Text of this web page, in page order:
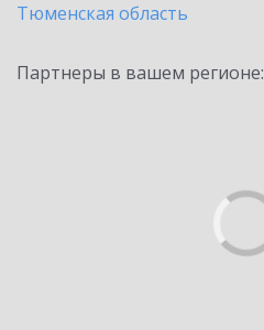
Тюменская область
Партнеры в вашем регионе: